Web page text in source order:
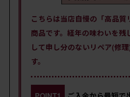
こちらは当店自慢の「高品質
商品です。経年の味わいを残
して申し分のないリペア(修
す。